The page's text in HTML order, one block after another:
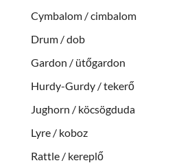
Cymbalom / cimbalom
Drum / dob
Gardon / ütőgardon
Hurdy-Gurdy / tekerő
Jughorn / köcsögduda
Lyre / koboz
Rattle / kereplő